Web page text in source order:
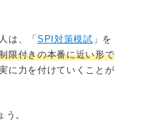
は、「 SPI対策模試 」を
限付きの本番に近い形で
に力を付けていくことが
。